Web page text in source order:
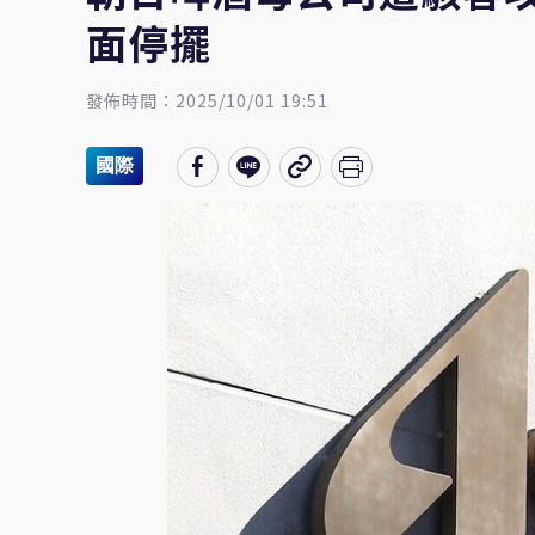
面停擺
發佈時間：2025/10/01 19:51
國際